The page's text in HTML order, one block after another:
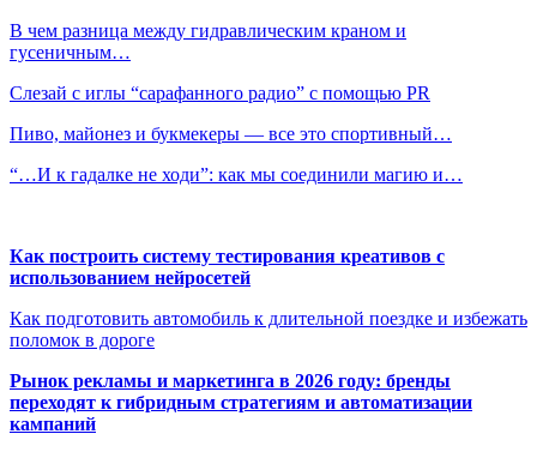
В чем разница между гидравлическим краном и
гусеничным…
Слезай с иглы “сарафанного радио” с помощью PR
Пиво, майонез и букмекеры — все это спортивный…
“…И к гадалке не ходи”: как мы соединили магию и…
Как построить систему тестирования креативов с
использованием нейросетей
Как подготовить автомобиль к длительной поездке и избежать
поломок в дороге
Рынок рекламы и маркетинга в 2026 году: бренды
переходят к гибридным стратегиям и автоматизации
кампаний